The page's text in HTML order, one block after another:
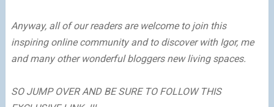
Anyway, all of our readers are welcome to join this
inspiring online community and to discover with Igor, me
and many other wonderful bloggers new living spaces.
SO JUMP OVER AND BE SURE TO FOLLOW THIS